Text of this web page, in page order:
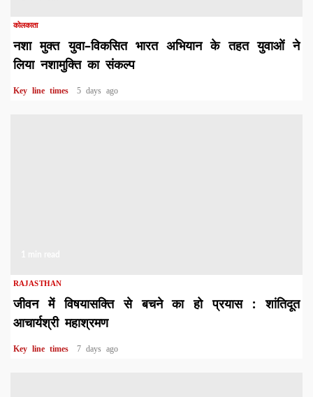
कोलकाता
नशा मुक्त युवा–विकसित भारत अभियान के तहत युवाओं ने
लिया नशामुक्ति का संकल्प
Key line times 5 days ago
RAJASTHAN
जीवन में विषयासक्ति से बचने का हो प्रयास : शांतिदूत
आचार्यश्री महाश्रमण
Key line times 7 days ago